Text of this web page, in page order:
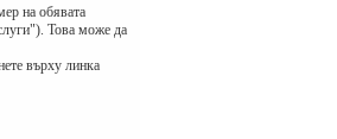
на обявата
Това може да
върху линка